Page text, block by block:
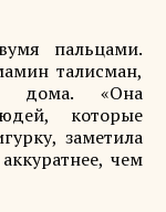
пальцами.
талисман,
дома. «Она
которые
заметила
чем